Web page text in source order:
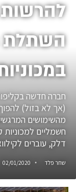
השתלת
חברה חדשה
(אך לא בזול)
מהשימושים
חשמליים
דלק, עוברים
שחר פלד 02/01/2020